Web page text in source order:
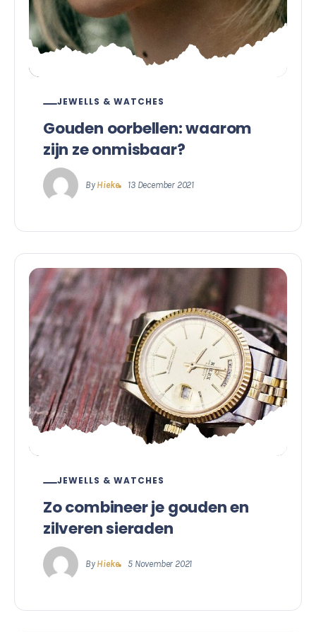
JEWELLS & WATCHES
Gouden oorbellen: waarom
zijn ze onmisbaar?
By Hieke 13 December 2021
JEWELLS & WATCHES
Zo combineer je gouden en
zilveren sieraden
By Hieke 5 November 2021